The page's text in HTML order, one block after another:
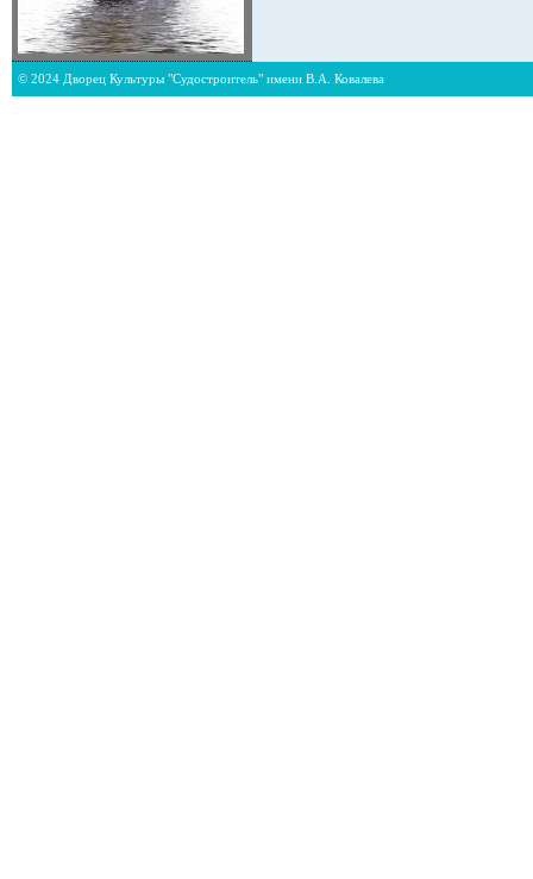
© 2024 Дворец Культуры "Судостроитель" имени В.А. Ковалева